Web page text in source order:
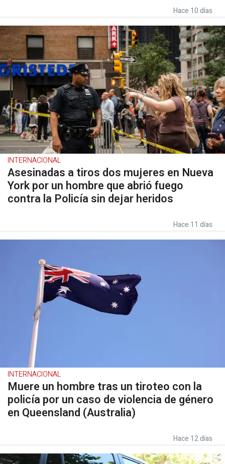
Hace 10 días
INTERNACIONAL
Asesinadas a tiros dos mujeres en Nueva
York por un hombre que abrió fuego
contra la Policía sin dejar heridos
Hace 11 días
INTERNACIONAL
Muere un hombre tras un tiroteo con la
policía por un caso de violencia de género
en Queensland (Australia)
Hace 12 días